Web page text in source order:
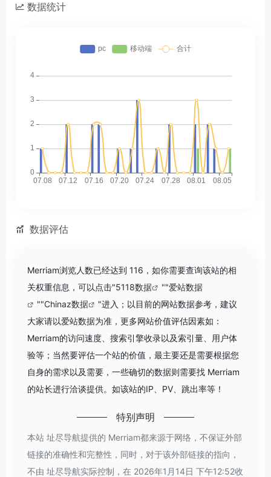
数据统计
数据评估
Merriam浏览人数已经达到 116，如你需要查询该站的相
关权重信息，可以点击"5118数据 ""爱站数据
""Chinaz数据
"进入；以目前的网站数据参考，建议
大家请以爱站数据为准，更多网站价值评估因素如：
Merriam的访问速度、搜索引擎收录以及索引量、用户体
验等；当然要评估一个站的价值，最主要还是需要根据您
自身的需求以及需要，一些确切的数据则需要找 Merriam
的站长进行洽谈提供。如该站的IP、PV、跳出率等！
特别声明
本站 址尽导航提供的 Merriam都来源于网络，不保证外部
链接的准确性和完整性，同时，对于该外部链接的指向，
不由 址尽导航实际控制，在 2026年1月14日 下午12:52收